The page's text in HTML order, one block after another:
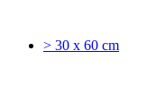
> 30 x 60 cm